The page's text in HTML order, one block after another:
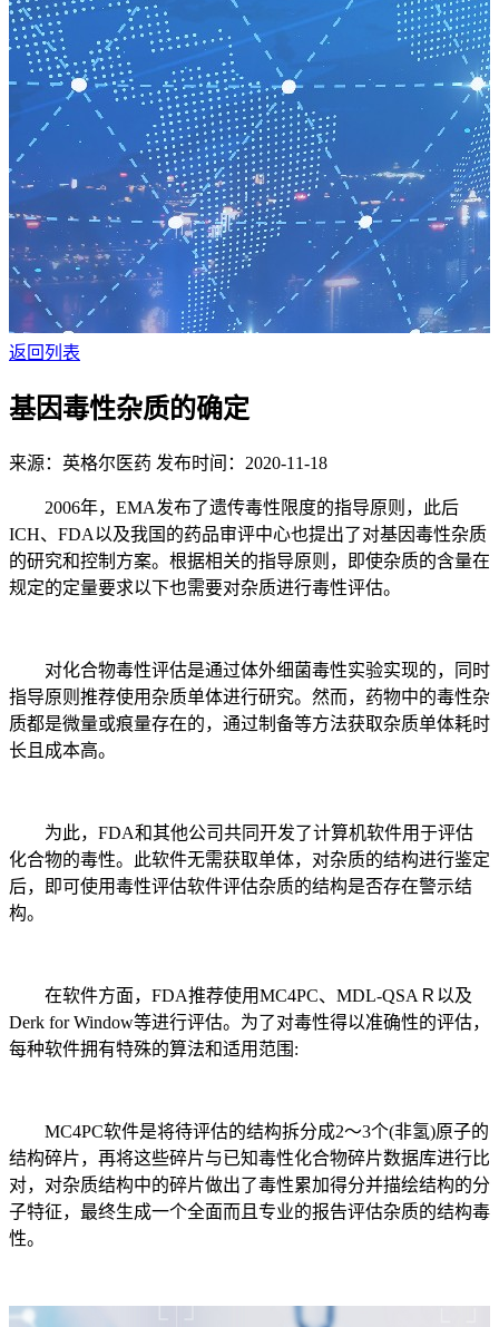
返回列表
基因毒性杂质的确定
来源：英格尔医药 发布时间：2020-11-18
2006年，EMA发布了遗传毒性限度的指导原则，此后
ICH、FDA以及我国的药品审评中心也提出了对基因毒性杂质
的研究和控制方案。根据相关的指导原则，即使杂质的含量在
规定的定量要求以下也需要对杂质进行毒性评估。
对化合物毒性评估是通过体外细菌毒性实验实现的，同时
指导原则推荐使用杂质单体进行研究。然而，药物中的毒性杂
质都是微量或痕量存在的，通过制备等方法获取杂质单体耗时
长且成本高。
为此，FDA和其他公司共同开发了计算机软件用于评估
化合物的毒性。此软件无需获取单体，对杂质的结构进行鉴定
后，即可使用毒性评估软件评估杂质的结构是否存在警示结
构。
在软件方面，FDA推荐使用MC4PC、MDL-QSAＲ以及
Derk for Window等进行评估。为了对毒性得以准确性的评估，
每种软件拥有特殊的算法和适用范围:
MC4PC软件是将待评估的结构拆分成2～3个(非氢)原子的
结构碎片，再将这些碎片与已知毒性化合物碎片数据库进行比
对，对杂质结构中的碎片做出了毒性累加得分并描绘结构的分
子特征，最终生成一个全面而且专业的报告评估杂质的结构毒
性。